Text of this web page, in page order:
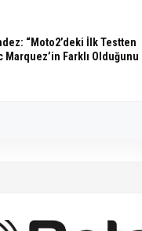
“Moto2’deki İlk Testten
Marquez’in Farklı Olduğunu